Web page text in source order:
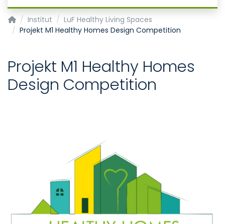
Institut für Arbeits-, Sozial- und Umweltmedizin
Institut
LuF Healthy Living Spaces
Projekt M1 Healthy Homes Design Competition
Projekt M1 Healthy Homes
Design Competition